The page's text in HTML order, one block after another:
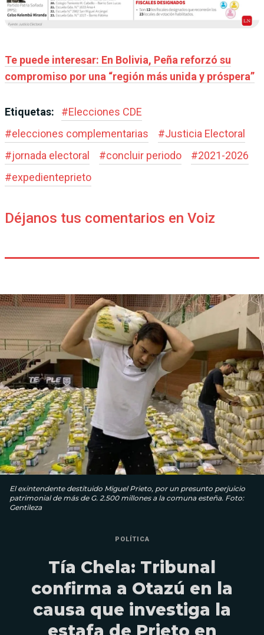
Te puede interesar: En Bolivia, Peña reforzó su
compromiso por una “región más unida y próspera”
Etiquetas: #Elecciones CDE
#elecciones complementarias #Justicia Electoral
#jornada electoral #concluir periodo #2021-2026
#expedienteprieto
Déjanos tus comentarios en Voiz
El exintendente destituido Miguel Prieto, por un presunto perjuicio
patrimonial de más de G. 2.500 millones a la comuna esteña. Foto:
Gentileza
POLÍTICA
Tía Chela: Tribunal
confirma a Otazú en la
causa que investiga la
estafa de Prieto en